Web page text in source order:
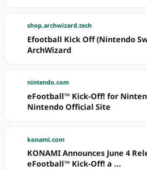
shop.archwizard.tech
Efootball Kick Off (Nintendo
ArchWizard
nintendo.com
eFootball™ Kick-Off! for
Nintendo Official Site
konami.com
KONAMI Announces June 4
eFootball™ Kick-Off! a ...